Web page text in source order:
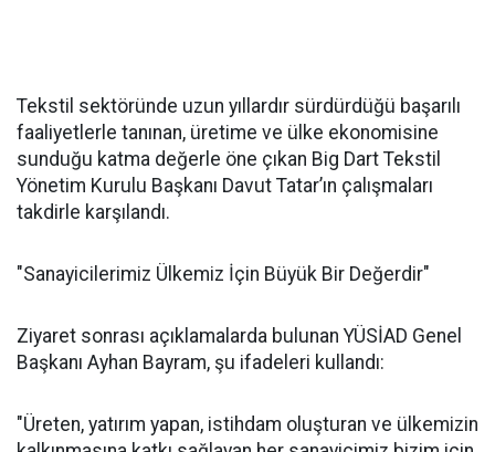
Tekstil sektöründe uzun yıllardır sürdürdüğü başarılı
faaliyetlerle tanınan, üretime ve ülke ekonomisine
sunduğu katma değerle öne çıkan Big Dart Tekstil
Yönetim Kurulu Başkanı Davut Tatar’ın çalışmaları
takdirle karşılandı.
"Sanayicilerimiz Ülkemiz İçin Büyük Bir Değerdir"
Ziyaret sonrası açıklamalarda bulunan YÜSİAD Genel
Başkanı Ayhan Bayram, şu ifadeleri kullandı:
"Üreten, yatırım yapan, istihdam oluşturan ve ülkemizin